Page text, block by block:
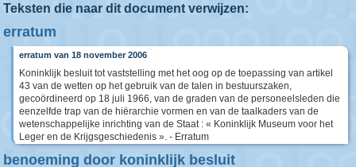
Teksten die naar dit document verwijzen:
erratum
erratum van 18 november 2006
Koninklijk besluit tot vaststelling met het oog op de toepassing van artikel
43 van de wetten op het gebruik van de talen in bestuurszaken,
gecoördineerd op 18 juli 1966, van de graden van de personeelsleden die
eenzelfde trap van de hiërarchie vormen en van de taalkaders van de
wetenschappelijke inrichting van de Staat : « Koninklijk Museum voor het
Leger en de Krijgsgeschiedenis ». - Erratum
benoeming door koninklijk besluit